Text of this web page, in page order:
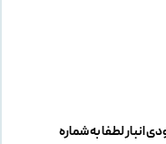
انبار لطفا به شماره